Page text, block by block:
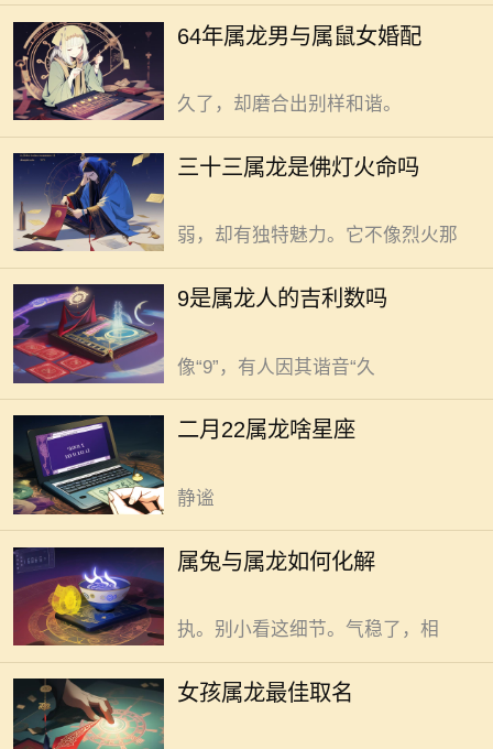
64年属龙男与属鼠女婚配
思细腻如丝。家里物件摆放，她都有
讲究。哪样东西放哪，心里门儿清。
久了，却磨合出别样和谐。
三十三属龙是佛灯火命吗
三十三属龙，是佛灯火命这种说
法并无确凿依据。此问牵出传统命理
走过一段路程。属龙者，自带豪迈特
质。龙，在传统认知里，是祥瑞与力
量的代表。那属龙之人在命理中，和
弱，却有独特魅力。它不像烈火那
9是属龙人的吉利数吗
9未必是属龙人的吉利数，别盲目
跟风这类说法。日常里，数字的吉利
景考量。 电梯门开合间，气流杂
乱。若入户门正对电梯，气场不稳。
人易心神不宁。有人认为选个吉利数
像“9”，有人因其谐音“久
二月22属龙啥星座
二月廿二属龙者，星座多为双鱼
座。 二月廿二，春意正盛。一般
属双鱼座。双鱼座恰似潺潺流水，温
柔且善感。 心里有片海是双鱼座
的人。时而平静，时而翻涌是这片海
静谧
属兔与属龙如何化解
属兔属龙若相冲，通过日常细节
调整可有效缓和。 生肖相冲，常
正对电梯，气流直冲屋里。气乱窜，
人易躁。可在门后挂个棉麻布帘，气
流撞上帘子速度缓下来，气就稳了。
执。别小看这细节。气稳了，相
女孩属龙最佳取名
属龙女孩取名，以生肖特性融合
女孩特质为佳。给属龙女孩取名，得
文化里，象征尊贵、吉祥、力量，女
孩则多温柔、灵动、聪慧，把二者融
合，名字便独特。名字，是期许。
一家两属龙，通常不会相冲。